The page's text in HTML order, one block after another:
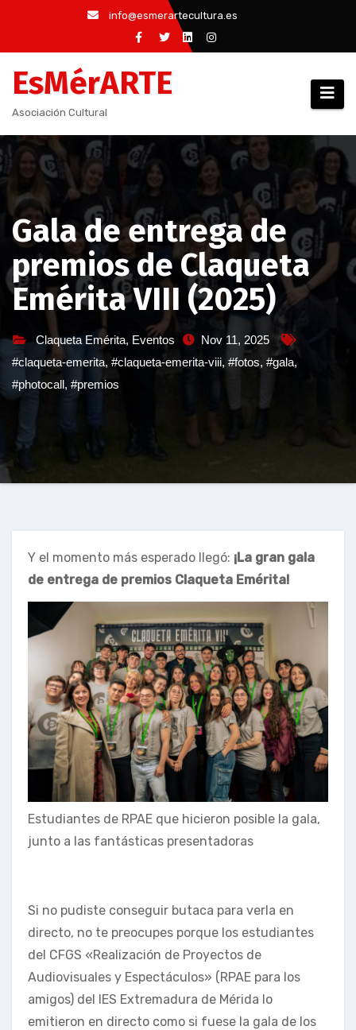
contenido
info@esmerartecultura.es
EsMérARTE
Asociación Cultural
Gala de entrega de
premios de Claqueta
Emérita VIII (2025)
Claqueta Emérita, Eventos
Nov 11, 2025
#claqueta-emerita, #claqueta-emerita-viii, #fotos, #gala,
#photocall, #premios
Y el momento más esperado llegó: ¡La gran gala
de entrega de premios Claqueta Emérita!
Estudiantes de RPAE que hicieron posible la gala,
junto a las fantásticas presentadoras
Si no pudiste conseguir butaca para verla en
directo, no te preocupes porque los estudiantes
del CFGS «Realización de Proyectos de
Audiovisuales y Espectáculos» (RPAE para los
amigos) del IES Extremadura de Mérida lo
emitieron en directo como si fuese la gala de los